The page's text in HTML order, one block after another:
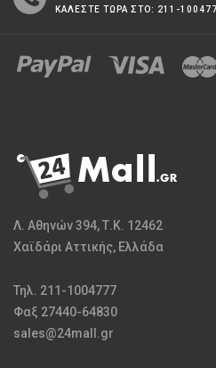
ΚΑΛΕΣΤΕ ΤΩΡΑ ΣΤΟ: 211-
Λ. Αθηνών 394, Τ.Κ. 12462
Χαϊδάρι Αττικής, Ελλάδα
Τηλ. 211-1004777
Φαξ 27440-64830
sales@24mall.gr